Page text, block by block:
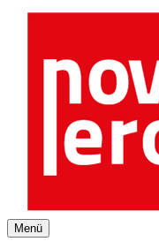
Buch Kultur Politik
Menü